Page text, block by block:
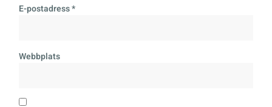
E-postadress*
Webbplats